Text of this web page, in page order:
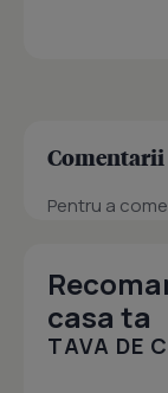
Comentarii
Pentru a
casa ta
TAVA DE